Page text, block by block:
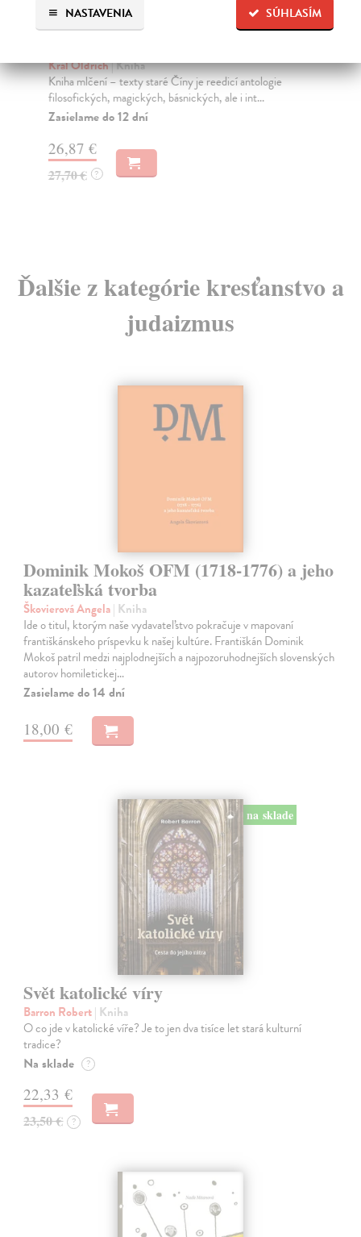
SÚHLASÍM
NASTAVENIA
Král Oldřich| Kniha
Kniha mlčení – texty staré Číny je reedicí antologie
filosofických, magických, básnických, ale i int...
Zasielame do 12 dní
26,87 €
27,70 € ?
Ďalšie z kategórie kresťanstvo a
judaizmus
Dominik Mokoš OFM (1718-1776) a jeho
kazateľská tvorba
Škovierová Angela| Kniha
Ide o titul, ktorým naše vydavateľstvo pokračuje v mapovaní
františkánskeho príspevku k našej kultúre. Františkán Dominik
Mokoš patril medzi najplodnejších a najpozoruhodnejších slovenských
autorov homiletickej…
Zasielame do 14 dní
18,00 €
na sklade
Svět katolické víry
Barron Robert| Kniha
O co jde v katolické víře? Je to jen dva tisíce let stará kulturní
tradice?
Na sklade ?
22,33 €
23,50 € ?